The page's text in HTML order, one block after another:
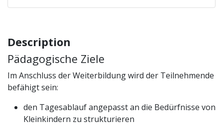
Description
Pädagogische Ziele
Im Anschluss der Weiterbildung wird der Teilnehmende
befähigt sein:
den Tagesablauf angepasst an die Bedürfnisse von
Kleinkindern zu strukturieren